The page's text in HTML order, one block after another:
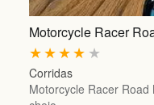
Motorcycle Racer
★
★
★
★
★
Corridas
Motorcycle Racer